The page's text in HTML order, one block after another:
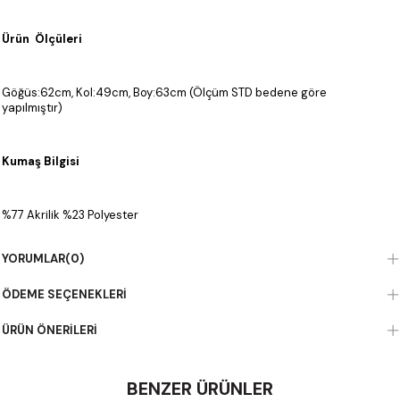
Ürün Ölçüleri
Göğüs:62cm, Kol:49cm, Boy:63cm (Ölçüm STD bedene göre
yapılmıştır)
Kumaş Bilgisi
%77 Akrilik %23 Polyester
YORUMLAR(0)
ÖDEME SEÇENEKLERI
ÜRÜN ÖNERILERI
BENZER ÜRÜNLER